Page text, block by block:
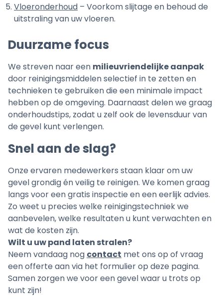
Vloeronderhoud – Voorkom slijtage en behoud de
uitstraling van uw vloeren.
Duurzame focus
We streven naar een milieuvriendelijke aanpak
door reinigingsmiddelen selectief in te zetten en
technieken te gebruiken die een minimale impact
hebben op de omgeving. Daarnaast delen we graag
onderhoudstips, zodat u zelf ook de levensduur van
de gevel kunt verlengen.
Snel aan de slag?
Onze ervaren medewerkers staan klaar om uw
gevel grondig én veilig te reinigen. We komen graag
langs voor een gratis inspectie en een eerlijk advies.
Zo weet u precies welke reinigingstechniek we
aanbevelen, welke resultaten u kunt verwachten en
wat de kosten zijn.
Wilt u uw pand laten stralen?
Neem vandaag nog contact met ons op of vraag
een offerte aan via het formulier op deze pagina.
Samen zorgen we voor een gevel waar u trots op
kunt zijn!